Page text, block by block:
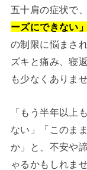
五十肩の症状で、
ーズにできない
の制限に悩まさ
ズキと痛み、寝
も少なくありませ
「もう半年以上
ない」「このま
か」と、不安や
ゃるかもしれま